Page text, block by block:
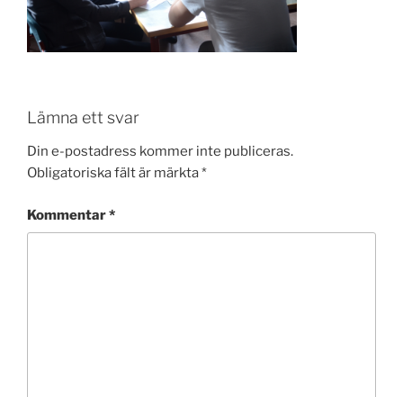
Lämna ett svar
Din e-postadress kommer inte publiceras.
Obligatoriska fält är märkta*
Kommentar*